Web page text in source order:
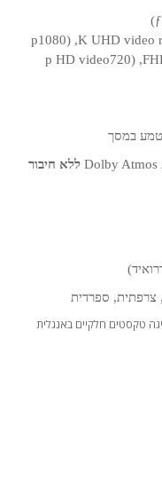
)
K UHD video
, (1080
p
, (720
p HD video
במסך
Dolby Atmos ללא חיבור
צרפתית, ספרדית
טקסטים חלקיים באנגלית